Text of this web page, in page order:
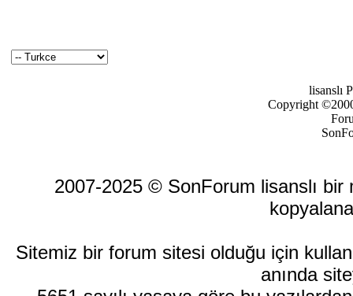
lisanslı
Copyright
2007-2025 © SonForum lisanslı bir
Sitemiz bir forum sitesi olduğu için
anında